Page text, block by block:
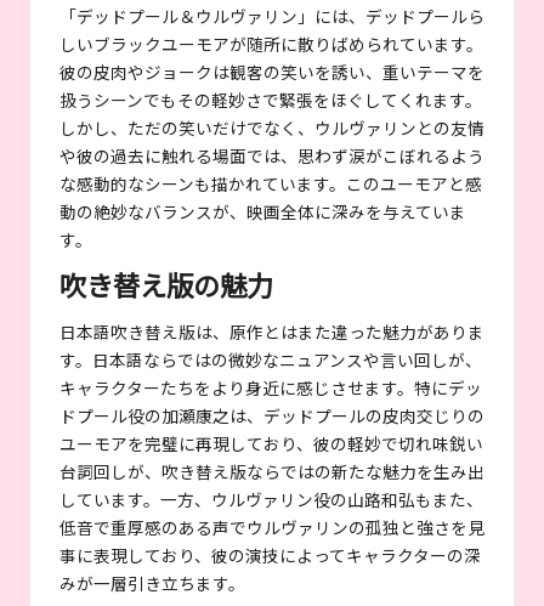
「デッドプール＆ウルヴァリン」には、デッドプールら
しいブラックユーモアが随所に散りばめられています。
彼の皮肉やジョークは観客の笑いを誘い、重いテーマを
扱うシーンでもその軽妙さで緊張をほぐしてくれます。
しかし、ただの笑いだけでなく、ウルヴァリンとの友情
や彼の過去に触れる場面では、思わず涙がこぼれるよう
な感動的なシーンも描かれています。このユーモアと感
動の絶妙なバランスが、映画全体に深みを与えていま
す。
吹き替え版の魅力
日本語吹き替え版は、原作とはまた違った魅力がありま
す。日本語ならではの微妙なニュアンスや言い回しが、
キャラクターたちをより身近に感じさせます。特にデッ
ドプール役の加瀬康之は、デッドプールの皮肉交じりの
ユーモアを完璧に再現しており、彼の軽妙で切れ味鋭い
台詞回しが、吹き替え版ならではの新たな魅力を生み出
しています。一方、ウルヴァリン役の山路和弘もまた、
低音で重厚感のある声でウルヴァリンの孤独と強さを見
事に表現しており、彼の演技によってキャラクターの深
みが一層引き立ちます。